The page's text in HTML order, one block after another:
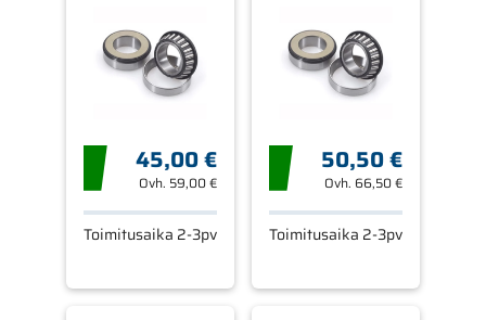
45,00 €
Ovh. 59,00 €
Toimitusaika 2-3pv
50,50 €
Ovh. 66,50 €
Toimitusaika 2-3pv